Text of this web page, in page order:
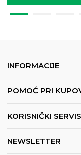
INFORMACIJE
POMOĆ PRI
KORISNIČKI SERVIS
NEWSLETTER